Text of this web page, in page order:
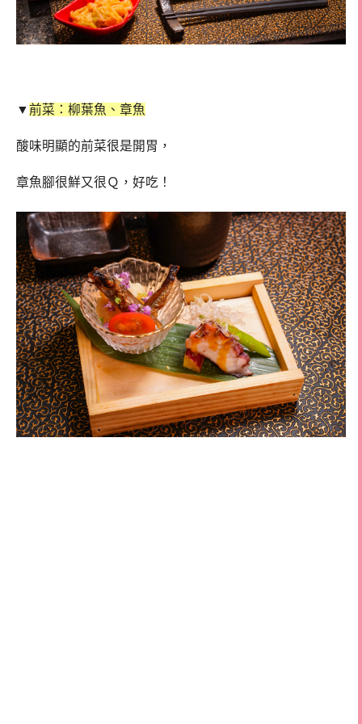
▼前菜：柳葉魚、章魚
酸味明顯的前菜很是開胃，
章魚腳很鮮又很Ｑ，好吃！